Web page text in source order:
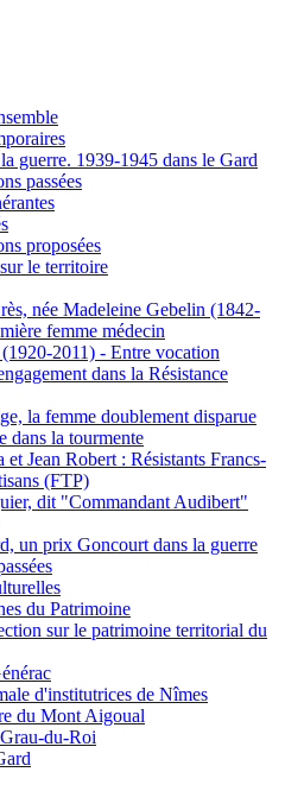
guerre. 1939-1945 dans le Gard
passées
proposées
le territoire
née Madeleine Gebelin (1842-
femme médecin
2011) - Entre vocation
dans la Résistance
la femme doublement disparue
dans la tourmente
et Jean Robert : Résistants Francs-
(FTP)
dit "Commandant Audibert"
un prix Goncourt dans la guerre
du Patrimoine
sur le patrimoine territorial du
d'institutrices de Nîmes
du Mont Aigoual
du-Roi